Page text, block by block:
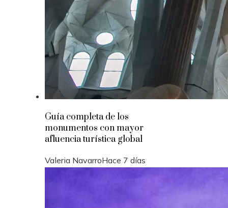
Guía completa de los
monumentos con mayor
afluencia turística global
Valeria NavarroHace 7 días